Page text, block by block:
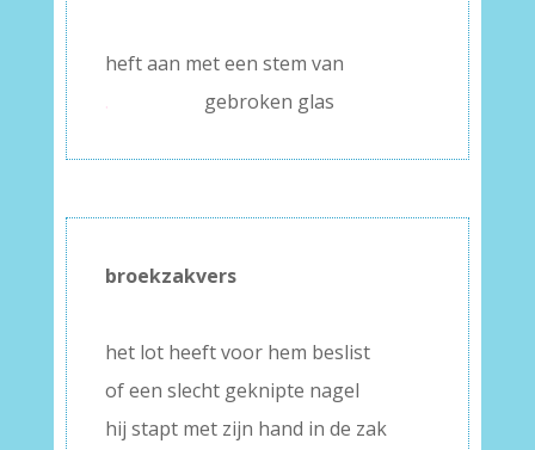
heft aan met een stem van
.
gebroken glas
broekzakvers
het lot heeft voor hem beslist
of een slecht geknipte nagel
hij stapt met zijn hand in de zak